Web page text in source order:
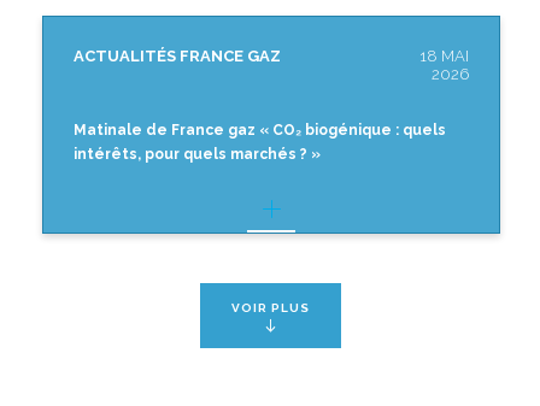
ACTUALITÉS FRANCE GAZ
18 MAI
2026
Matinale de France gaz « CO₂ biogénique : quels
intérêts, pour quels marchés ? »
VOIR PLUS